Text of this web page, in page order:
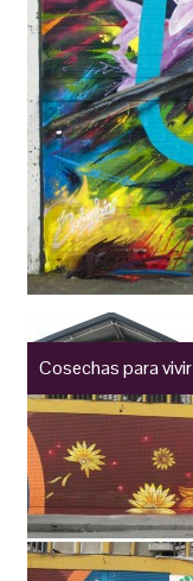
Cosechas para vivir